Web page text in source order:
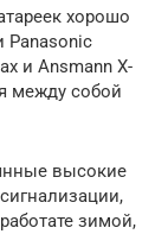
хорошо
Panasonic
и Ansmann X-
между собой
высокие
зимой,